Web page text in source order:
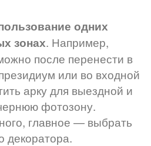
одних
зонах. Например,
после перенести в
или во входной
арку для выездной и
фотозону.
главное — выбрать
декоратора.